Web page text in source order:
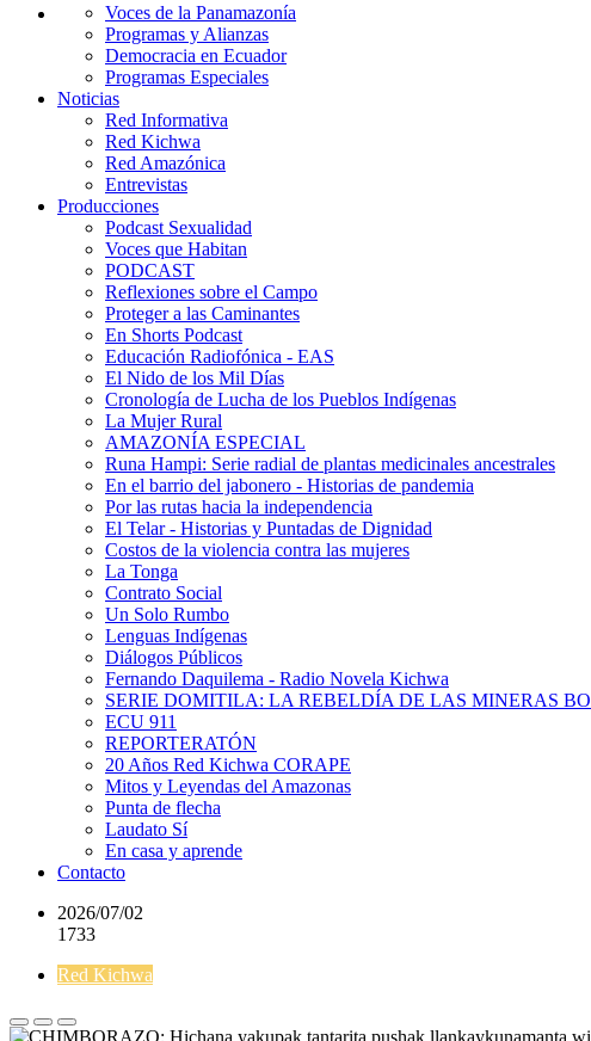
Voces de la Panamazonía
Programas y Alianzas
Democracia en Ecuador
Programas Especiales
Noticias
Red Informativa
Red Kichwa
Red Amazónica
Entrevistas
Producciones
Podcast Sexualidad
Voces que Habitan
PODCAST
Reflexiones sobre el Campo
Proteger a las Caminantes
En Shorts Podcast
Educación Radiofónica - EAS
El Nido de los Mil Días
Cronología de Lucha de los Pueblos Indígenas
La Mujer Rural
AMAZONÍA ESPECIAL
Runa Hampi: Serie radial de plantas medicinales ancestrales
En el barrio del jabonero - Historias de pandemia
Por las rutas hacia la independencia
El Telar - Historias y Puntadas de Dignidad
Costos de la violencia contra las mujeres
La Tonga
Contrato Social
Un Solo Rumbo
Lenguas Indígenas
Diálogos Públicos
Fernando Daquilema - Radio Novela Kichwa
SERIE DOMITILA: LA REBELDÍA DE LAS MINERAS
ECU 911
REPORTERATÓN
20 Años Red Kichwa CORAPE
Mitos y Leyendas del Amazonas
Punta de flecha
Laudato Sí
En casa y aprende
Contacto
2026/07/02
1733
Red Kichwa